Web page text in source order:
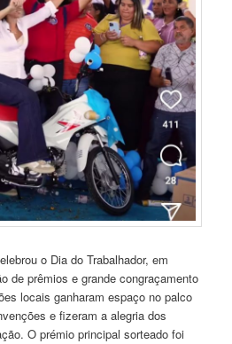
o Dia do Trabalhador, em
de prêmios e grande congraçamento
locais ganharam espaço no palco
e fizeram a alegria dos
O prémio principal sorteado foi